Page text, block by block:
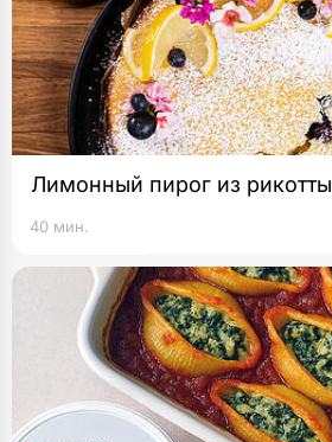
Лимонный пирог из рикотты
40 мин.